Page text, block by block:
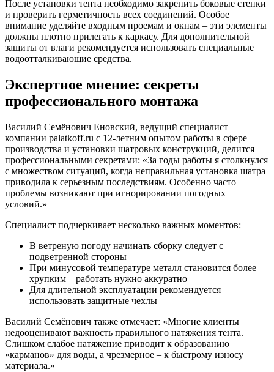
После установки тента необходимо закрепить боковые стенки
и проверить герметичность всех соединений. Особое
внимание уделяйте входным проемам и окнам – эти элементы
должны плотно прилегать к каркасу. Для дополнительной
защиты от влаги рекомендуется использовать специальные
водоотталкивающие средства.
Экспертное мнение: секреты
профессионального монтажа
Василий Семёнович Еновский, ведущий специалист
компании palatkoff.ru с 12-летним опытом работы в сфере
производства и установки шатровых конструкций, делится
профессиональными секретами: «За годы работы я столкнулся
с множеством ситуаций, когда неправильная установка шатра
приводила к серьезным последствиям. Особенно часто
проблемы возникают при игнорировании погодных
условий.»
Специалист подчеркивает несколько важных моментов:
В ветреную погоду начинать сборку следует с
подветренной стороны
При минусовой температуре металл становится более
хрупким – работать нужно аккуратно
Для длительной эксплуатации рекомендуется
использовать защитные чехлы
Василий Семёнович также отмечает: «Многие клиенты
недооценивают важность правильного натяжения тента.
Слишком слабое натяжение приводит к образованию
«карманов» для воды, а чрезмерное – к быстрому износу
материала.»